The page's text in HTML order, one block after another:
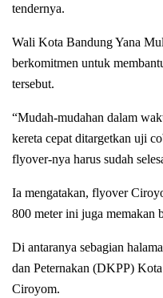
tendernya.
Wali Kota Bandung Yana
berkomitmen untuk
tersebut.
“Mudah-mudahan dalam
kereta cepat ditargetkan uji
flyover-nya harus sudah
Ia mengatakan, flyover
800 meter ini juga memakan
Di antaranya sebagian
dan Peternakan (DKPP)
Ciroyom.